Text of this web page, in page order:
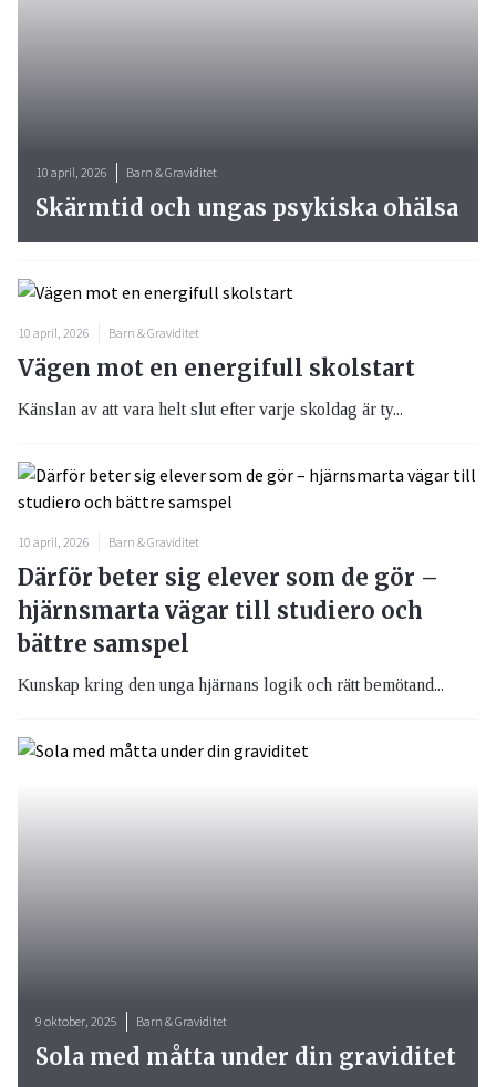
10 april, 2026 Barn & Graviditet
Vägen mot en energifull skolstart
Känslan av att vara helt slut efter varje skoldag är ty...
10 april, 2026 Barn & Graviditet
Därför beter sig elever som de gör –
hjärnsmarta vägar till studiero och
bättre samspel
Kunskap kring den unga hjärnans logik och rätt bemötand...
10 april, 2026 Barn & Graviditet
Skärmtid och ungas psykiska ohälsa
9 oktober, 2025 Barn & Graviditet
Sola med måtta under din graviditet